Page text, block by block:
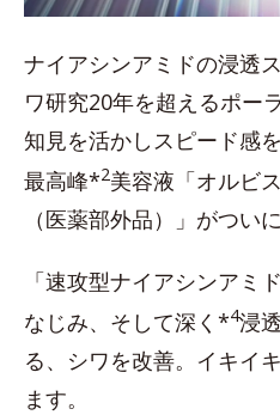
ナイアシンアミドの浸透
ワ研究20年を超えるポー
知見を活かしスピード感
最高峰*2美容液「オル
（医薬部外品）」がつい
「速攻型ナイアシンアミ
なじみ、そして深く*4浸
る、シワを改善。イキイ
ます。